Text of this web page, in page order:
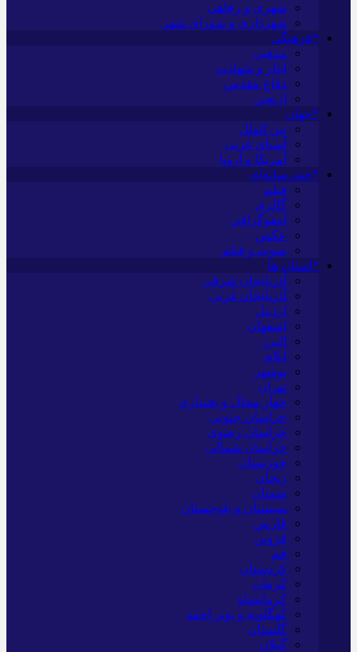
شهری و رفاهی
شهرداری و شورای شهر
*فرهنگی
مذهبی
ایثار و شهادت
دفاع مقدس
اربعین
*جهان
بین الملل
آسیای غربی
آمریکا و اروپا
*چندرسانه‌ای
فیلم
گالری
اینفوگرافی
عکس
صوت و فیلم
*استان ها
آذربایجان شرقی
آذربایجان غربی
اردبیل
اصفهان
البرز
ایلام
بوشهر
تهران
چهار محال و بختیاری
خراسان جنوبی
خراسان رضوی
خراسان شمالی
خوزستان
زنجان
سمنان
سیستان و بلوچستان
فارس
قزوین
قم
کردستان
کرمان
کرمانشاه
کهگلویه و بویر احمد
گلستان
گیلان